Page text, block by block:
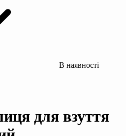
В наявності
для взуття